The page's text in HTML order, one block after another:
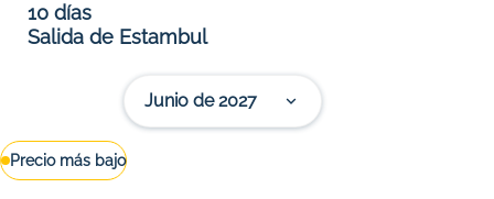
10 días
Salida de Estambul
Precio más bajo
Junio de 2027